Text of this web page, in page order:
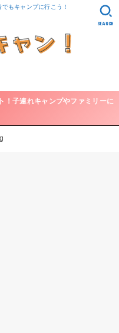
もキャンプに行こう！
SEARCH
！子連れキャンプやファミリーに